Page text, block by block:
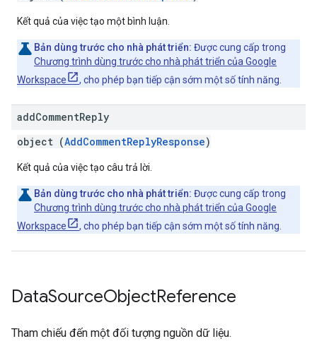
Kết quả của việc tạo một bình luận.
Bản dùng trước cho nhà phát triển: Được cung cấp trong
Chương trình dùng trước cho nhà phát triển của Google
Workspace
, cho phép bạn tiếp cận sớm một số tính năng.
addCommentReply
object (AddCommentReplyResponse)
Kết quả của việc tạo câu trả lời.
Bản dùng trước cho nhà phát triển: Được cung cấp trong
Chương trình dùng trước cho nhà phát triển của Google
Workspace
, cho phép bạn tiếp cận sớm một số tính năng.
DataSourceObjectReference
Tham chiếu đến một đối tượng nguồn dữ liệu.